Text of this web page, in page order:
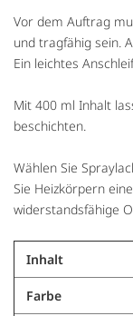
Vor dem Auftrag
und tragfähig sein.
Ein leichtes
Mit 400 ml Inhalt
beschichten.
Wählen Sie
Sie Heizkörpern
widerstandsfähige
Inhalt
Farbe